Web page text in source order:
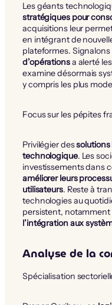
Les géants
stratégiques pour
acquisitions leur
en intégrant de
plateformes. Signalons
d’opérationsa alerté
examine désormais
y compris les plus
Focus sur les pépites
Privilégier dessolutions
technologique. Les
investissements dans
améliorer leurs
utilisateurs. Reste à
technologies au
persistent, notamment
l’intégration aux
Analyse de la
Spécialisation